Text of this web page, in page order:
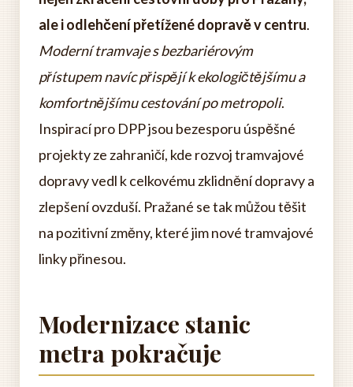
ale i odlehčení přetížené dopravě v centru.
Moderní tramvaje s bezbariérovým
přístupem navíc přispějí k ekologičtějšímu a
komfortnějšímu cestování po metropoli.
Inspirací pro DPP jsou bezesporu úspěšné
projekty ze zahraničí, kde rozvoj tramvajové
dopravy vedl k celkovému zklidnění dopravy a
zlepšení ovzduší. Pražané se tak můžou těšit
na pozitivní změny, které jim nové tramvajové
linky přinesou.
Modernizace stanic
metra pokračuje